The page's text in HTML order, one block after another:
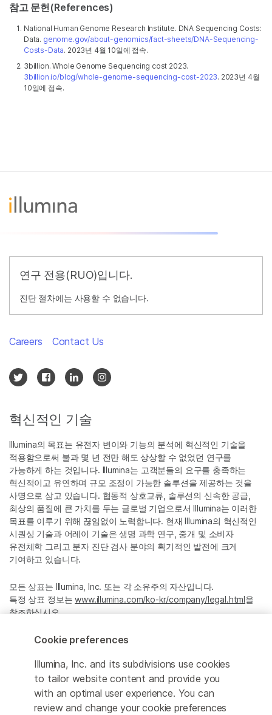
참고 문헌(References)
National Human Genome Research Institute. DNA Sequencing Costs:
Data. genome.gov/about-genomics/fact-sheets/DNA-Sequencing-
Costs-Data. 2023년 4월 10일에 접속.
3billion. Whole Genome Sequencing cost 2023.
3billion.io/blog/whole-genome-sequencing-cost-2023. 2023년 4월
10일에 접속.
연구 전용(RUO)입니다.
진단 절차에는 사용할 수 없습니다.
혁신적인 기술
Illumina의 목표는 유전자 변이와 기능의 분석에 혁신적인 기술을
적용함으로써 불과 몇 년 전만 해도 상상할 수 없었던 연구를
가능하게 하는 것입니다. Illumina는 고객분들의 요구를 충족하는
혁신적이고 유연하며 규모 조정이 가능한 솔루션을 제공하는 것을
사명으로 삼고 있습니다. 협동적 상호교류, 솔루션의 신속한 공급,
최상의 품질에 큰 가치를 두는 글로벌 기업으로서 Illumina는 이러한
목표를 이루기 위해 끊임없이 노력합니다. 현재 Illumina의 혁신적인
시퀀싱 기술과 어레이 기술은 생명 과학 연구, 중개 및 소비자
유전체학 그리고 분자 진단 검사 분야의 획기적인 발전에 크게
기여하고 있습니다.
모든 상표는 Illumina, Inc. 또는 각 소유주의 자산입니다.
특정 상표 정보는www.illumina.com/ko-kr/company/legal.html을
참조하십시오.
Privacy Policy
Careers Contact Us
Cookie preferences
Illumina, Inc. and its subdivisions use cookies
to tailor website content and provide you
with an optimal user experience. You can
review and change your cookie preferences